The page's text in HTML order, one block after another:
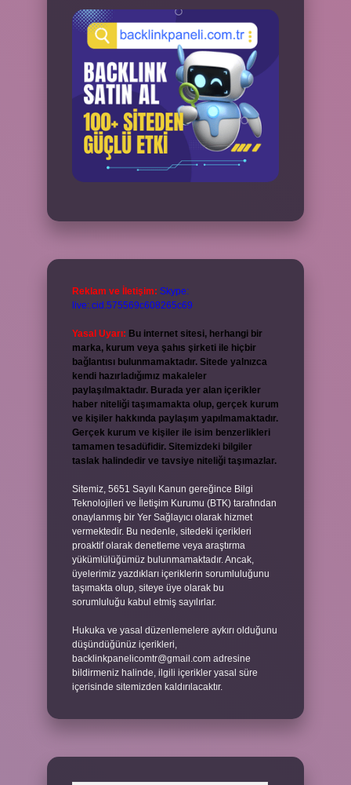
Reklam ve İletişim: Skype:
live:.cid.575569c608265c69
Yasal Uyarı: Bu internet sitesi, herhangi bir
marka, kurum veya şahıs şirketi ile hiçbir
bağlantısı bulunmamaktadır. Sitede yalnızca
kendi hazırladığımız makaleler
paylaşılmaktadır. Burada yer alan içerikler
haber niteliği taşımamakta olup, gerçek kurum
ve kişiler hakkında paylaşım yapılmamaktadır.
Gerçek kurum ve kişiler ile isim benzerlikleri
tamamen tesadüfidir. Sitemizdeki bilgiler
taslak halindedir ve tavsiye niteliği taşımazlar.
Sitemiz, 5651 Sayılı Kanun gereğince Bilgi
Teknolojileri ve İletişim Kurumu (BTK) tarafından
onaylanmış bir Yer Sağlayıcı olarak hizmet
vermektedir. Bu nedenle, sitedeki içerikleri
proaktif olarak denetleme veya araştırma
yükümlülüğümüz bulunmamaktadır. Ancak,
üyelerimiz yazdıkları içeriklerin sorumluluğunu
taşımakta olup, siteye üye olarak bu
sorumluluğu kabul etmiş sayılırlar.
Hukuka ve yasal düzenlemelere aykırı olduğunu
düşündüğünüz içerikleri,
backlinkpanelicomtr@gmail.com adresine
bildirmeniz halinde, ilgili içerikler yasal süre
içerisinde sitemizden kaldırılacaktır.